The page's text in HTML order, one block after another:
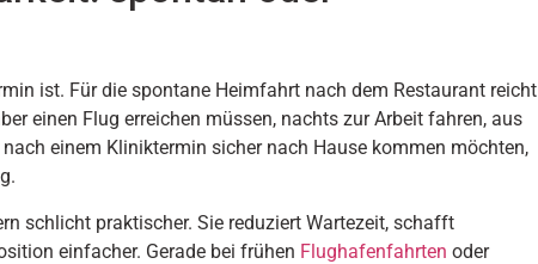
ist. Für die spontane Heimfahrt nach dem Restaurant reicht
einen Flug erreichen müssen, nachts zur Arbeit fahren, aus
einem Kliniktermin sicher nach Hause kommen möchten,
schlicht praktischer. Sie reduziert Wartezeit, schafft
einfacher. Gerade bei frühen Flughafenfahrten oder